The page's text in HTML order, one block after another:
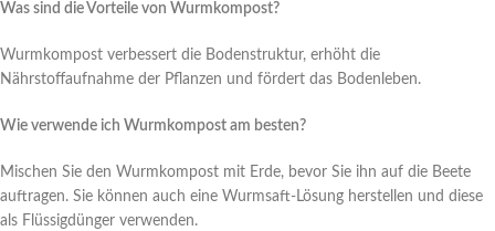
Was sind die Vorteile von Wurmkompost?
Wurmkompost verbessert die Bodenstruktur, erhöht die
Nährstoffaufnahme der Pflanzen und fördert das Bodenleben.
Wie verwende ich Wurmkompost am besten?
Mischen Sie den Wurmkompost mit Erde, bevor Sie ihn auf die Beete
auftragen. Sie können auch eine Wurmsaft-Lösung herstellen und diese
als Flüssigdünger verwenden.